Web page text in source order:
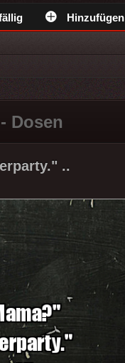
Hinzufügen
Dosen
..